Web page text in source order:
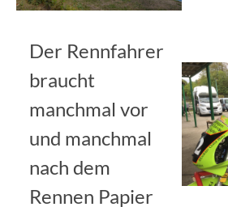
Der Rennfahrer
braucht
manchmal vor
und manchmal
nach dem
Rennen Papier